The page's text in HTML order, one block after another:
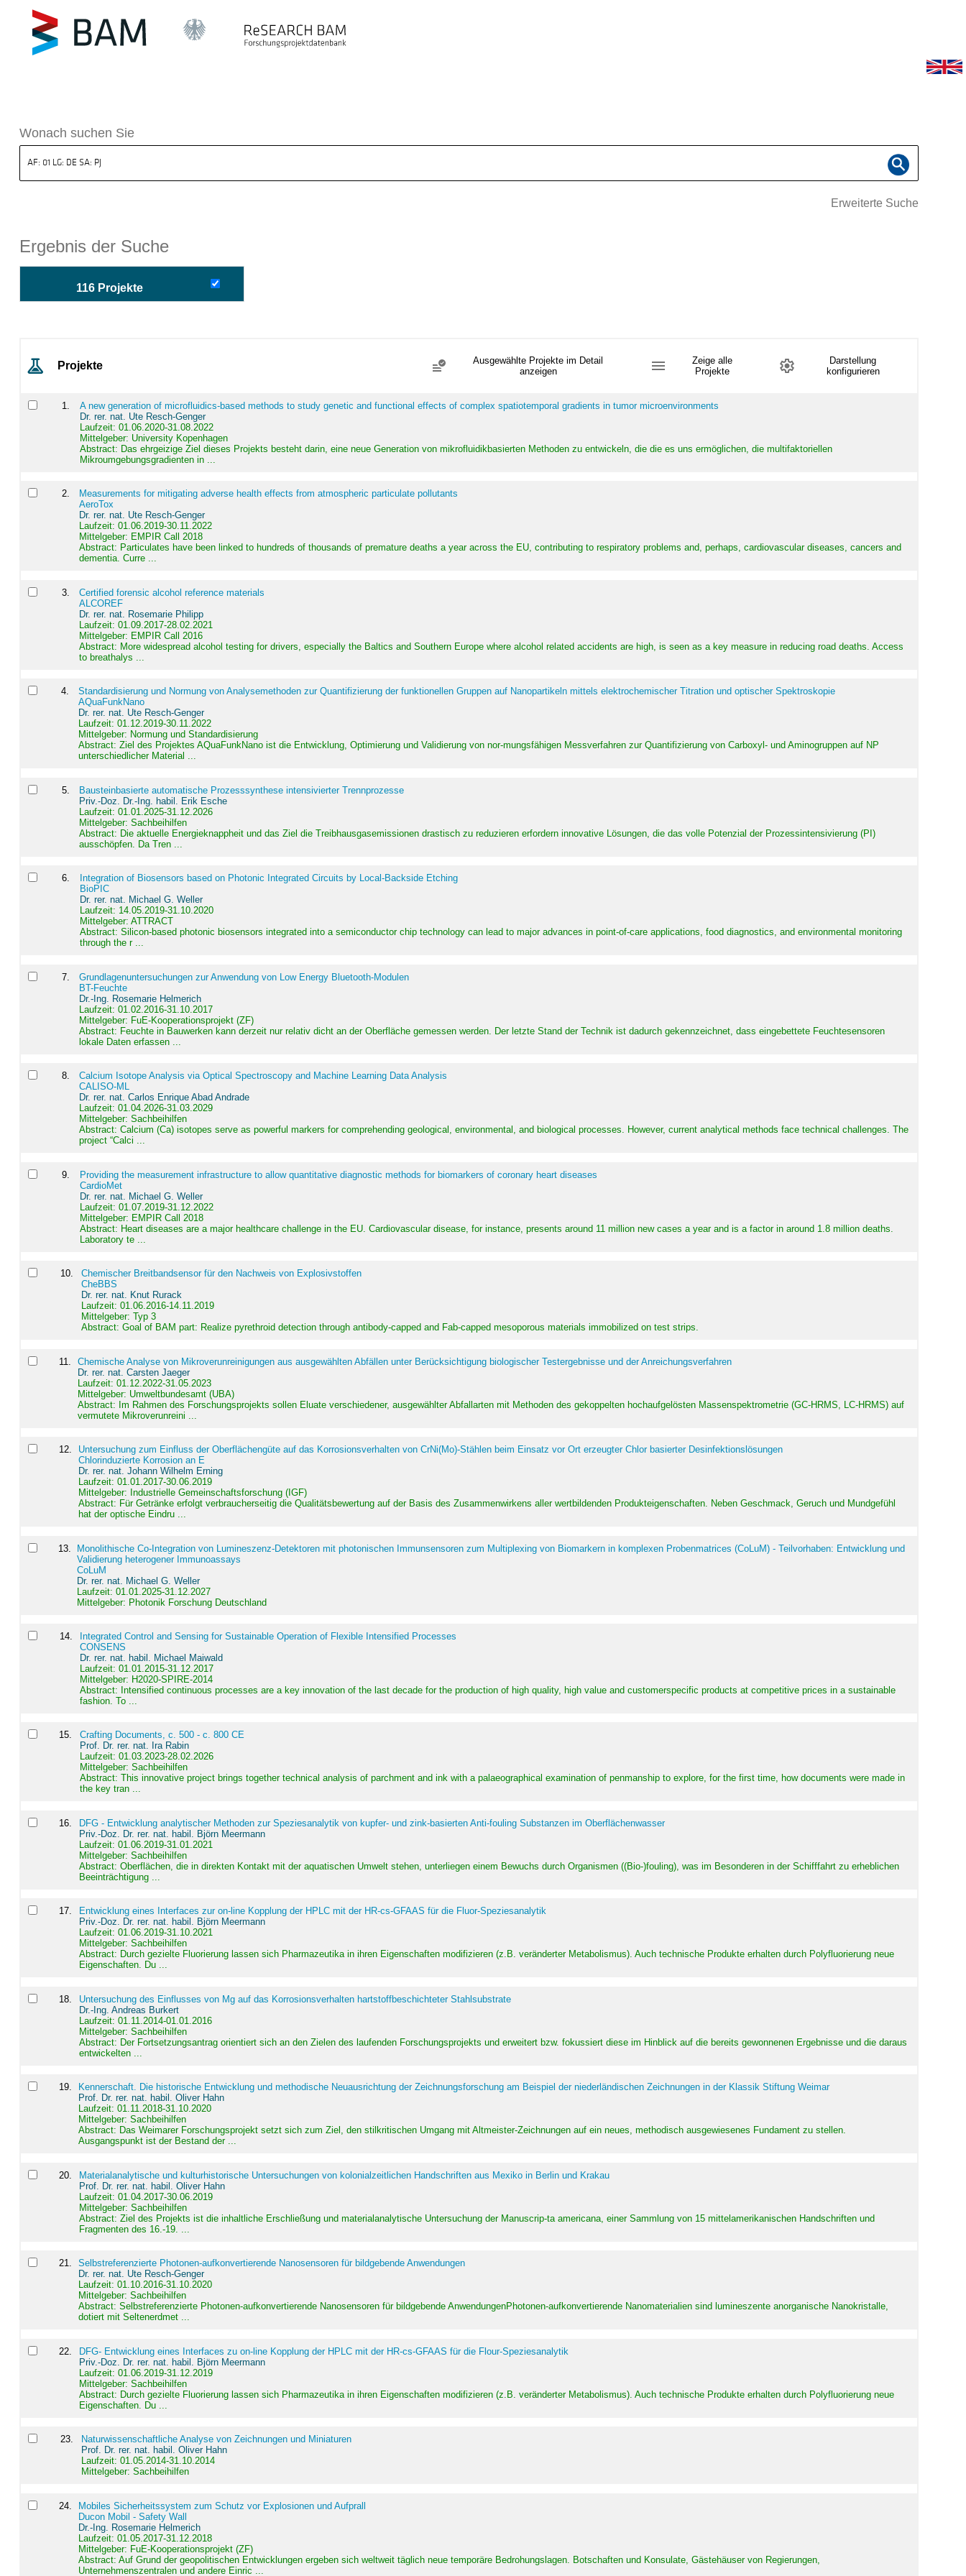
ReSEARCH BAM
Wonach suchen Sie
Erweiterte Suche
Ergebnis der Suche
116 Projekte
Projekte
Ausgewählte Projekte im Detail
anzeigen
Zeige alle
Projekte
Darstellung
konfigurieren
1
A new generation of microfluidics-based methods to study genetic and functional effects of complex spatiotemporal gradients in tumor microenvironments
Dr. rer. nat. Ute Resch-Genger
Laufzeit: 01.06.2020-31.08.2022
Mittelgeber: University Kopenhagen
Abstract: Das ehrgeizige Ziel dieses Projekts besteht darin, eine neue Generation von mikrofluidikbasierten Methoden zu entwickeln, die die es uns ermöglichen, die multifaktoriellen
Mikroumgebungsgradienten in ...
2.
Measurements for mitigating adverse health effects from atmospheric particulate pollutants
AeroTox
Dr. rer. nat. Ute Resch-Genger
Laufzeit: 01.06.2019-30.11.2022
Mittelgeber: EMPIR Call 2018
Abstract: Particulates have been linked to hundreds of thousands of premature deaths a year across the EU, contributing to respiratory problems and, perhaps, cardiovascular diseases, cancers and
dementia. Curre ...
3.
Certified forensic alcohol reference materials
ALCOREF
Dr. rer. nat. Rosemarie Philipp
Laufzeit: 01.09.2017-28.02.2021
Mittelgeber: EMPIR Call 2016
Abstract: More widespread alcohol testing for drivers, especially the Baltics and Southern Europe where alcohol related accidents are high, is seen as a key measure in reducing road deaths. Access
to breathalys ...
4.
Standardisierung und Normung von Analysemethoden zur Quantifizierung der funktionellen Gruppen auf Nanopartikeln mittels elektrochemischer Titration und optischer Spektroskopie
AQuaFunkNano
Dr. rer. nat. Ute Resch-Genger
Laufzeit: 01.12.2019-30.11.2022
Mittelgeber: Normung und Standardisierung
Abstract:Ziel des Projektes AQuaFunkNano ist die Entwicklung, Optimierung und Validierung von nor-mungsfähigen Messverfahren zur Quantifizierung von Carboxyl- und Aminogruppen auf NP
unterschiedlicher Material ...
5.
Bausteinbasierte automatische Prozesssynthese intensivierter Trennprozesse
Priv.-Doz. Dr.-Ing. habil. Erik Esche
Laufzeit: 01.01.2025-31.12.2026
Mittelgeber: Sachbeihilfen
Abstract: Die aktuelle Energieknappheit und das Ziel die Treibhausgasemissionen drastisch zu reduzieren erfordern innovative Lösungen, die das volle Potenzial der Prozessintensivierung (PI)
ausschöpfen. Da Tren ...
6.
Integration of Biosensors based on Photonic Integrated Circuits by Local-Backside Etching
BioPIC
Dr. rer. nat. Michael G. Weller
Laufzeit: 14.05.2019-31.10.2020
Mittelgeber: ATTRACT
Abstract: Silicon-based photonic biosensors integrated into a semiconductor chip technology can lead to major advances in point-of-care applications, food diagnostics, and environmental monitoring
through the r ...
7.
Grundlagenuntersuchungen zur Anwendung von Low Energy Bluetooth-Modulen
BT-Feuchte
Dr.-Ing. Rosemarie Helmerich
Laufzeit: 01.02.2016-31.10.2017
Mittelgeber: FuE-Kooperationsprojekt (ZF)
Abstract: Feuchte in Bauwerken kann derzeit nur relativ dicht an der Oberfläche gemessen werden. Der letzte Stand der Technik ist dadurch gekennzeichnet, dass eingebettete Feuchtesensoren
lokale Daten erfassen ...
8.
Calcium Isotope Analysis via Optical Spectroscopy and Machine Learning Data Analysis
CALISO-ML
Dr. rer. nat. Carlos Enrique Abad Andrade
Laufzeit: 01.04.2026-31.03.2029
Mittelgeber: Sachbeihilfen
Abstract:Calcium (Ca) isotopes serve as powerful markers for comprehending geological, environmental, and biological processes. However, current analytical methods face technical challenges. The
project “Calci ...
9
Providing the measurement infrastructure to allow quantitative diagnostic methods for biomarkers of coronary heart diseases
CardioMet
Dr. rer. nat. Michael G. Weller
Laufzeit: 01.07.2019-31.12.2022
Mittelgeber: EMPIR Call 2018
Abstract: Heart diseases are a major healthcare challenge in the EU. Cardiovascular disease, for instance, presents around 11 million new cases a year and is a factor in around 1.8 million deaths.
Laboratory te ...
10.
Chemischer Breitbandsensor für den Nachweis von Explosivstoffen
CheBBS
Dr. rer. nat. Knut Rurack
Laufzeit: 01.06.2016-14.11.2019
Mittelgeber: Typ 3
Abstract:Goal of BAM part: Realize pyrethroid detection through antibody-capped and Fab-capped mesoporous materials immobilized on test strips.
11
Chemische Analyse von Mikroverunreinigungen aus ausgewählten Abfällen unter Berücksichtigung biologischer Testergebnisse und der Anreichungsverfahren
Dr. rer. nat. Carsten Jaeger
Laufzeit: 01.12.2022-31.05.2023
Mittelgeber: Umweltbundesamt (UBA)
Abstract: Im Rahmen des Forschungsprojekts sollen Eluate verschiedener, ausgewählter Abfallarten mit Methoden des gekoppelten hochaufgelösten Massenspektrometrie (GC-HRMS, LC-HRMS) auf
vermutete Mikroverunreini ...
12.
Untersuchung zum Einfluss der Oberflächengüte auf das Korrosionsverhalten von CrNi(Mo)-Stählen beim Einsatz vor Ort erzeugter Chlor basierter Desinfektionslösungen
Chlorinduzierte Korrosion an E
Dr. rer. nat. Johann Wilhelm Erning
Laufzeit: 01.01.2017-30.06.2019
Mittelgeber: Industrielle Gemeinschaftsforschung (IGF)
Abstract: Für Getränke erfolgt verbraucherseitig die Qualitätsbewertung auf der Basis des Zusammenwirkens aller wertbildenden Produkteigenschaften. Neben Geschmack, Geruch und Mundgefühl
hat der optische Eindru ...
13.
Monolithische Co-Integration von Lumineszenz-Detektoren mit photonischen Immunsensoren zum Multiplexing von Biomarkern in komplexen Probenmatrices (CoLuM) - Teilvorhaben: Entwicklung und
Validierung heterogener Immunoassays
CoLuM
Dr. rer. nat. Michael G. Weller
Laufzeit: 01.01.2025-31.12.2027
Mittelgeber: Photonik Forschung Deutschland
14.
Integrated Control and Sensing for Sustainable Operation of Flexible Intensified Processes
CONSENS
Dr. rer. nat. habil. Michael Maiwald
Laufzeit: 01.01.2015-31.12.2017
Mittelgeber: H2020-SPIRE-2014
Abstract: Intensified continuous processes are a key innovation of the last decade for the production of high quality, high value and customerspecific products at competitive prices in a sustainable
fashion. To ...
15.
Crafting Documents, c. 500 - c. 800 CE
Prof. Dr. rer. nat. Ira Rabin
Laufzeit: 01.03.2023-28.02.2026
Mittelgeber: Sachbeihilfen
Abstract: This innovative project brings together technical analysis of parchment and ink with a palaeographical examination of penmanship to explore, for the first time, how documents were made in
the key tran ...
16
DFG - Entwicklung analytischer Methoden zur Speziesanalytik von kupfer- und zink-basierten Anti-fouling Substanzen im Oberflächenwasser
Priv.-Doz. Dr. rer. nat. habil. Björn Meermann
Laufzeit: 01.06.2019-31.01.2021
Mittelgeber: Sachbeihilfen
Abstract:Oberflächen, die in direkten Kontakt mit der aquatischen Umwelt stehen, unterliegen einem Bewuchs durch Organismen ((Bio-)fouling), was im Besonderen in der Schifffahrt zu erheblichen
Beeinträchtigung ...
17.
Entwicklung eines Interfaces zur on-line Kopplung der HPLC mit der HR-cs-GFAAS für die Fluor-Speziesanalytik
Priv.-Doz. Dr. rer. nat. habil. Björn Meermann
Laufzeit: 01.06.2019-31.10.2021
Mittelgeber: Sachbeihilfen
Abstract: Durch gezielte Fluorierung lassen sich Pharmazeutika in ihren Eigenschaften modifizieren (z.B. veränderter Metabolismus). Auch technische Produkte erhalten durch Polyfluorierung neue
Eigenschaften. Du ...
18
Untersuchung des Einflusses von Mg auf das Korrosionsverhalten hartstoffbeschichteter Stahlsubstrate
Dr.-Ing. Andreas Burkert
Laufzeit: 01.11.2014-01.01.2016
Mittelgeber: Sachbeihilfen
Abstract: Der Fortsetzungsantrag orientiert sich an den Zielen des laufenden Forschungsprojekts und erweitert bzw. fokussiert diese im Hinblick auf die bereits gewonnenen Ergebnisse und die daraus
entwickelten ...
19.
Kennerschaft. Die historische Entwicklung und methodische Neuausrichtung der Zeichnungsforschung am Beispiel der niederländischen Zeichnungen in der Klassik Stiftung Weimar
Prof. Dr. rer. nat. habil. Oliver Hahn
Laufzeit: 01.11.2018-31.10.2020
Mittelgeber: Sachbeihilfen
Abstract: Das Weimarer Forschungsprojekt setzt sich zum Ziel, den stilkritischen Umgang mit Altmeister-Zeichnungen auf ein neues, methodisch ausgewiesenes Fundament zu stellen.
Ausgangspunkt ist der Bestand der ...
20
Materialanalytische und kulturhistorische Untersuchungen von kolonialzeitlichen Handschriften aus Mexiko in Berlin und Krakau
Prof. Dr. rer. nat. habil. Oliver Hahn
Laufzeit: 01.04.2017-30.06.2019
Mittelgeber: Sachbeihilfen
Abstract: Ziel des Projekts ist die inhaltliche Erschließung und materialanalytische Untersuchung der Manuscrip-ta americana, einer Sammlung von 15 mittelamerikanischen Handschriften und
Fragmenten des 16.-19. ...
21.
Selbstreferenzierte Photonen-aufkonvertierende Nanosensoren für bildgebende Anwendungen
Dr. rer. nat. Ute Resch-Genger
Laufzeit: 01.10.2016-31.10.2020
Mittelgeber: Sachbeihilfen
Abstract:Selbstreferenzierte Photonen-aufkonvertierende Nanosensoren für bildgebende AnwendungenPhotonen-aufkonvertierende Nanomaterialien sind lumineszente anorganische Nanokristalle,
dotiert mit Seltenerdmet ...
22
DFG- Entwicklung eines Interfaces zu on-line Kopplung der HPLC mit der HR-cs-GFAAS für die Flour-Speziesanalytik
Priv.-Doz. Dr. rer. nat. habil. Björn Meermann
Laufzeit: 01.06.2019-31.12.2019
Mittelgeber: Sachbeihilfen
Abstract: Durch gezielte Fluorierung lassen sich Pharmazeutika in ihren Eigenschaften modifizieren (z.B. veränderter Metabolismus). Auch technische Produkte erhalten durch Polyfluorierung neue
Eigenschaften. Du ...
23.
Naturwissenschaftliche Analyse von Zeichnungen und Miniaturen
Prof. Dr. rer. nat. habil. Oliver Hahn
Laufzeit: 01.05.2014-31.10.2014
Mittelgeber: Sachbeihilfen
24.
Mobiles Sicherheitssystem zum Schutz vor Explosionen und Aufprall
Ducon Mobil - Safety Wall
Dr.-Ing. Rosemarie Helmerich
Laufzeit: 01.05.2017-31.12.2018
Mittelgeber: FuE-Kooperationsprojekt (ZF)
Abstract:Auf Grund der geopolitischen Entwicklungen ergeben sich weltweit täglich neue temporäre Bedrohungslagen. Botschaften und Konsulate, Gästehäuser von Regierungen,
Unternehmenszentralen und andere Einric ...